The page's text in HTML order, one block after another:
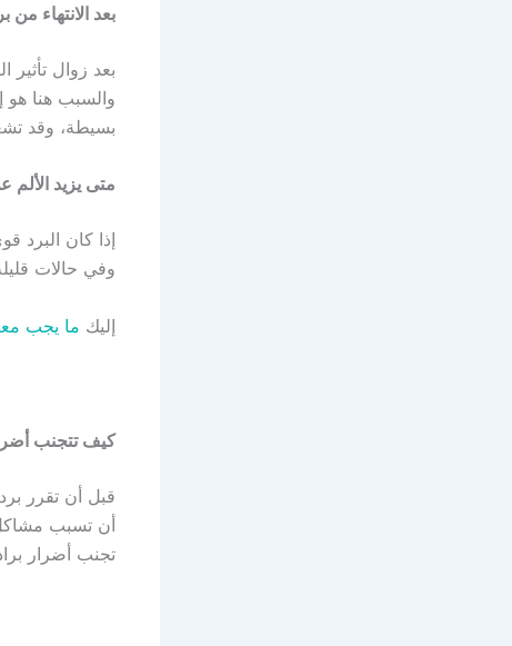
بعد الانتهاء من
بعد زوال
والسبب هنا هو
بسيطة، وقد
متى يزيد الألم
إذا كان البرد
وفي حالات
إليك ما يجب
كيف تتجنب
قبل أن تقرر
أن تسبب
تجنب أضرار